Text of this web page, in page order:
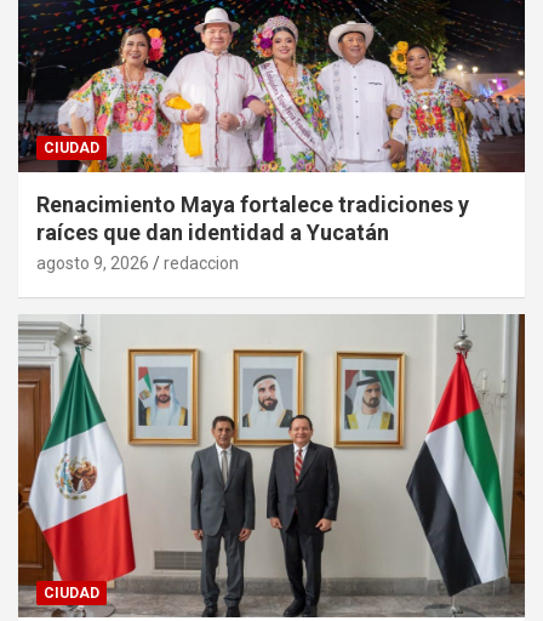
CIUDAD
Renacimiento Maya fortalece tradiciones y
raíces que dan identidad a Yucatán
agosto 9, 2026 redaccion
CIUDAD